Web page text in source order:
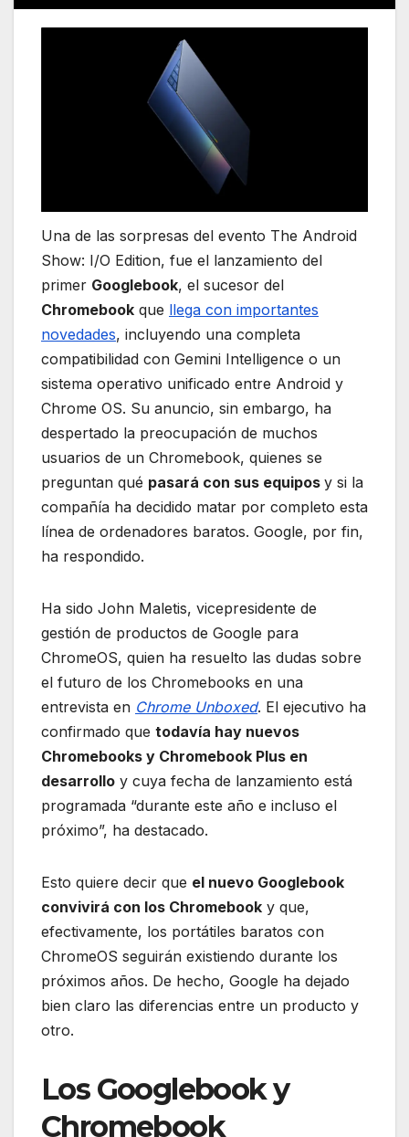
Una de las sorpresas del evento The Android
Show: I/O Edition, fue el lanzamiento del
primer Googlebook, el sucesor del
Chromebook que llega con importantes
novedades, incluyendo una completa
compatibilidad con Gemini Intelligence o un
sistema operativo unificado entre Android y
Chrome OS. Su anuncio, sin embargo, ha
despertado la preocupación de muchos
usuarios de un Chromebook, quienes se
preguntan qué pasará con sus equipos y si la
compañía ha decidido matar por completo esta
línea de ordenadores baratos. Google, por fin,
ha respondido.
Ha sido John Maletis, vicepresidente de
gestión de productos de Google para
ChromeOS, quien ha resuelto las dudas sobre
el futuro de los Chromebooks en una
entrevista en Chrome Unboxed. El ejecutivo ha
confirmado que todavía hay nuevos
Chromebooks y Chromebook Plus en
desarrollo y cuya fecha de lanzamiento está
programada “durante este año e incluso el
próximo”, ha destacado.
Esto quiere decir que el nuevo Googlebook
convivirá con los Chromebook y que,
efectivamente, los portátiles baratos con
ChromeOS seguirán existiendo durante los
próximos años. De hecho, Google ha dejado
bien claro las diferencias entre un producto y
otro.
Los Googlebook y
Chromebook